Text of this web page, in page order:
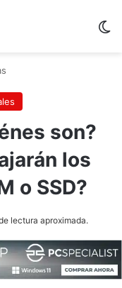
son?
los
o SSD?
lectura aproximada.